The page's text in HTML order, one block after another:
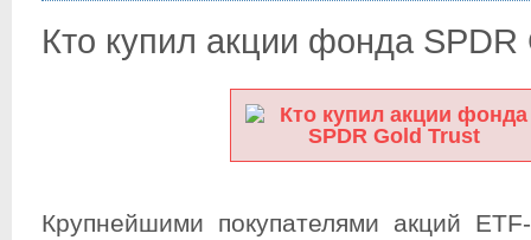
Кто купил акции фонда SPDR
Крупнейшими покупателями акций